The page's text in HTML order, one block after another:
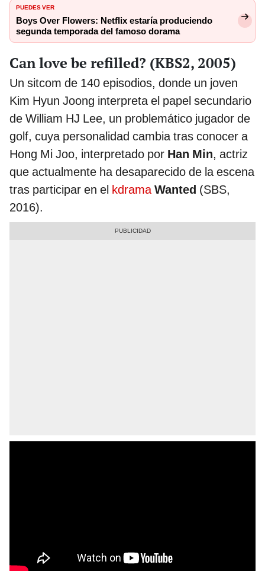
PUEDES VER
Boys Over Flowers: Netflix estaría produciendo
segunda temporada del famoso dorama
Can love be refilled? (KBS2, 2005)
Un sitcom de 140 episodios, donde un joven
Kim Hyun Joong interpreta el papel secundario
de William HJ Lee, un problemático jugador de
golf, cuya personalidad cambia tras conocer a
Hong Mi Joo, interpretado por Han Min, actriz
que actualmente ha desaparecido de la escena
tras participar en el kdramaWanted (SBS,
2016).